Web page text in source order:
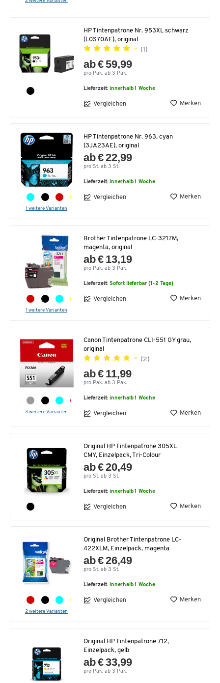
HP Tintenpatrone Nr. 953XL schwarz
(L0S70AE), original
(1)
ab € 59,99
pro Pak. ab 3 Pak.
Lieferzeit:innerhalb 1 Woche
Vergleichen Merken
1 weitere Varianten
HP Tintenpatrone Nr. 963, cyan
(3JA23AE), original
ab € 22,99
pro St. ab 3 St.
Lieferzeit:innerhalb 1 Woche
Vergleichen Merken
1 weitere Varianten
Brother Tintenpatrone LC-3217M,
magenta, original
ab € 13,19
pro Pak. ab 3 Pak.
Lieferzeit:Sofort lieferbar (1-2 Tage)
Vergleichen Merken
3 weitere Varianten
Canon Tintenpatrone CLI-551 GY grau,
original
(2)
ab € 11,99
pro Pak. ab 3 Pak.
Lieferzeit:innerhalb 1 Woche
Vergleichen Merken
Original HP Tintenpatrone 305XL
CMY, Einzelpack, Tri-Colour
ab € 20,49
pro St. ab 3 St.
Lieferzeit:innerhalb 1 Woche
Vergleichen Merken
2 weitere Varianten
Original Brother Tintenpatrone LC-
422XLM, Einzelpack, magenta
ab € 26,49
pro St. ab 3 St.
Lieferzeit:innerhalb 1 Woche
Vergleichen Merken
Original HP Tintenpatrone 712,
Einzelpack, gelb
ab € 33,99
pro Pak. ab 3 Pak.